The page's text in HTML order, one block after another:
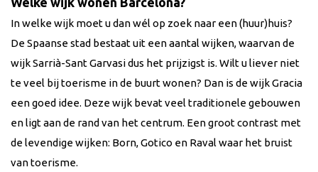
In welke wijk moet u dan wél op zoek naar een (huur)huis?
De Spaanse stad bestaat uit een aantal wijken, waarvan de
wijk Sarrià-Sant Garvasi dus het prijzigst is. Wilt u liever niet
te veel bij toerisme in de buurt wonen? Dan is de wijk Gracia
een goed idee. Deze wijk bevat veel traditionele gebouwen
en ligt aan de rand van het centrum. Een groot contrast met
de levendige wijken: Born, Gotico en Raval waar het bruist
van toerisme.